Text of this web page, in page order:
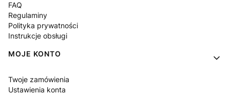
FAQ
Regulaminy
Polityka prywatności
Instrukcje obsługi
MOJE KONTO
Twoje zamówienia
Ustawienia konta